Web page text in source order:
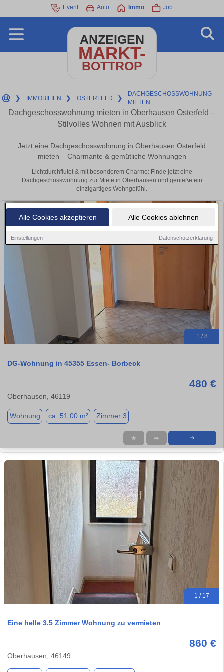
Alle Cookies akzeptieren Alle Cookies ablehnen
Einstellungen Datenschutzerklärung
Event Auto Immo Job
ANZEIGEN
MARKT-
BOTTROP
❯ IMMOBILIEN ❯ OSTERFELD ❯
DACHGESCHOSSWOHNUNG-
MIETEN
Dachgeschosswohnung mieten in Oberhausen Osterfeld –
Stilvolles Wohnen mit Ausblick
Jetzt eine Dachgeschosswohnung in Oberhausen Osterfeld
mieten – Charmante & gemütliche Wohnungen
Lichtdurchflutet & mit besonderem Charme: Finde jetzt eine
Dachgeschosswohnung zur Miete in Oberhausen und genieße ein
einzigartiges Wohngefühl.
1 / 8
DG-Wohnung in 45355 Essen- Borbeck
480 €
Oberhausen, 46119
Wohnung ca. 51,00 m² Zimmer 3
★ ➦ ➜
1 / 17
Eine helle 3.5 Zimmer Wohnung zu vermieten
860 €
Oberhausen, 46149